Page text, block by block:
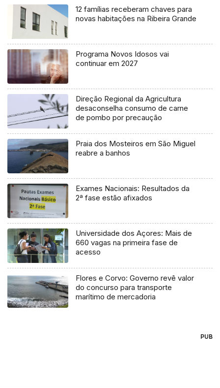
12 famílias receberam chaves para
novas habitações na Ribeira Grande
Programa Novos Idosos vai
continuar em 2027
Direção Regional da Agricultura
desaconselha consumo de carne
de pombo por precaução
Praia dos Mosteiros em São Miguel
reabre a banhos
Exames Nacionais: Resultados da
2ª fase estão afixados
Universidade dos Açores: Mais de
660 vagas na primeira fase de
acesso
Flores e Corvo: Governo revê valor
do concurso para transporte
marítimo de mercadoria
PUB